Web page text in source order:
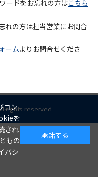
ードをお忘れの方はこちら
れの方は担当営業にお問合
ームよりお問合せくださ
rights reserved.
コン
を
され
もの
バシ
承諾する